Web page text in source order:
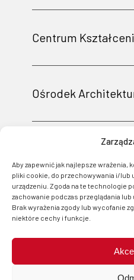
Aby zapewnić jak najlepsze wrażenia,
pliki cookie, do przechowywania i/lub
urządzeniu. Zgoda na te technologie
zachowanie podczas przeglądania
Brak wyrażenia zgody lub wycofanie
niektóre cechy i funkcje.
Centrum
Ośrodek
Projekt i wsparcie